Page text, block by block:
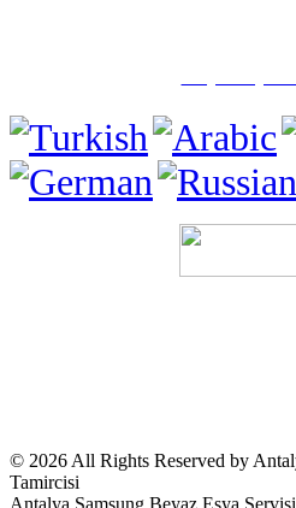
© 2026 All Rights Reserved by
Tamircisi
Antalya Samsung Beyaz Eşya